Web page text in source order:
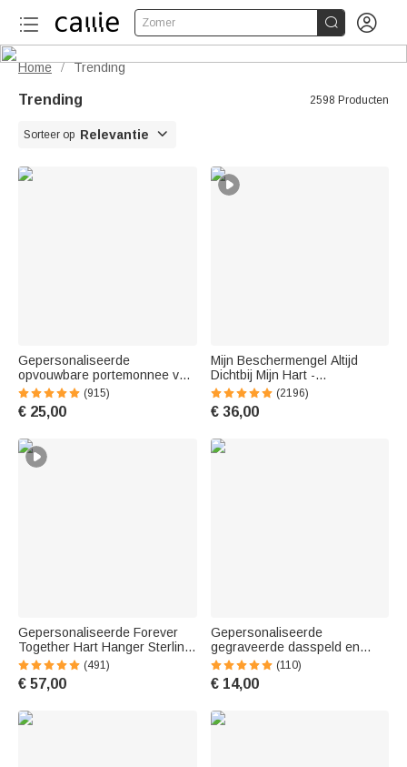
Zomer  
Home / Trending
Trending 2598 Producten
Sorteer op Relevantie 
Gepersonaliseerde
opvouwbare portemonnee van
PU-leer met polsband aquarel-
geboortebloem en naam
verjaardagscadeau of
(915)
€ 25,00
Mijn Beschermengel Altijd
Dichtbij Mijn Hart -
Gepersonaliseerde Sterling
Zilveren Engelvleugel Foto
Medaillon Ketting
(2196)
€ 36,00
Gepersonaliseerde Forever
Together Hart Hanger Sterling
Zilver Ketting met Dubbele
Geboortestenen en
Gegraveerde Namen
Vrouwen
(491)
€ 57,00
Gepersonaliseerde
gegraveerde dasspeld en
manchetknoopset met houten
doosje Verjaardagscadeau
voor mannen en bruidegoms
(110)
€ 14,00